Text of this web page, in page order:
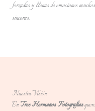
forzadas y llenas de emociones
sinceras.
Nuestra Visión
EnTres Hermanos Fotografías